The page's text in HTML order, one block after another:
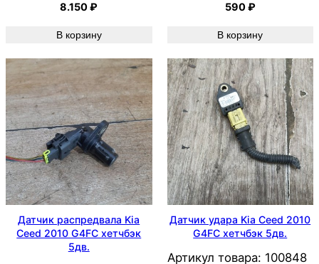
8.150₽
В корзину
590₽
В корзину
Датчик распредвала Kia
Ceed 2010 G4FC хетчбэк
5дв.
Датчик удара Kia Ceed 2010
G4FC хетчбэк 5дв.
Артикул товара: 100848